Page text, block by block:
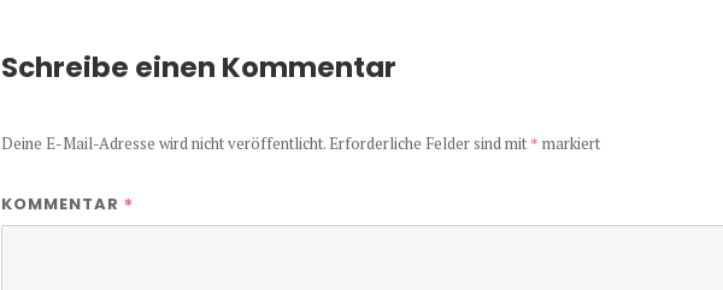
Schreibe einen Kommentar
Deine E-Mail-Adresse wird nicht veröffentlicht. Erforderliche Felder sind mit * markiert
KOMMENTAR *